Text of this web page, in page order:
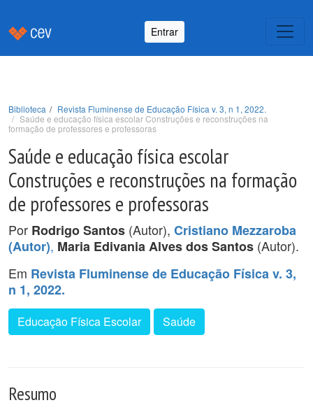
Entrar
Biblioteca
Revista Fluminense de Educação Física v. 3, n 1, 2022.
Saúde e educação física escolar Construções e reconstruções na
formação de professores e professoras
Saúde e educação física escolar
Construções e reconstruções na formação
de professores e professoras
Por Rodrigo Santos (Autor), Cristiano Mezzaroba
(Autor), Maria Edivania Alves dos Santos (Autor).
Em Revista Fluminense de Educação Física v. 3,
n 1, 2022.
Educação Física Escolar Saúde
Resumo